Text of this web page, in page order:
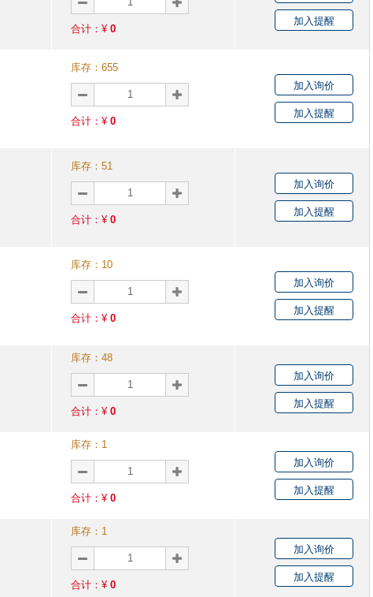
合计：¥ 0
加入提醒
库存： 655
合计：¥ 0
加入询价
加入提醒
库存： 51
合计：¥ 0
加入询价
加入提醒
库存： 10
合计：¥ 0
加入询价
加入提醒
库存： 48
合计：¥ 0
加入询价
加入提醒
库存： 1
合计：¥ 0
加入询价
加入提醒
库存： 1
合计：¥ 0
加入询价
加入提醒